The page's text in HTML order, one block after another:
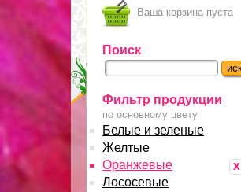
Ваша корзина пуста
Поиск
Фильтр продукции
по основному цвету
Белые и зеленые
Желтые
x
Оранжевые
Лососевые